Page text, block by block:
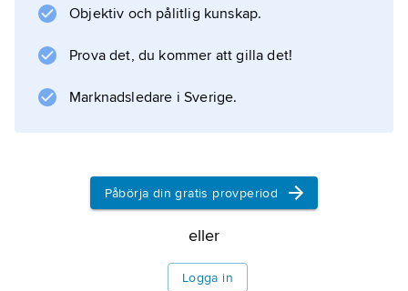
Gamla dammen
Nya dammen
Information om artikeln
Objektiv och pålitlig kunskap.
Prova det, du kommer att gilla det!
Marknadsledare i Sverige.
Påbörja din gratis provperiod
eller
Logga in